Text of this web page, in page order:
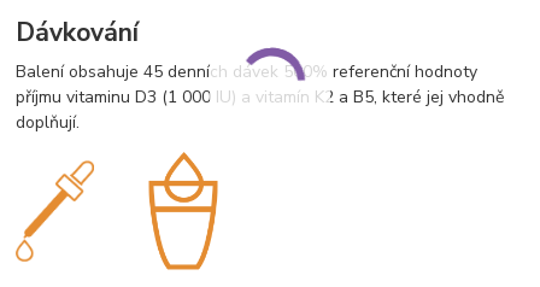
Dávkování
Balení obsahuje 45 denních dávek 500% referenční hodnoty
příjmu vitaminu D3 (1 000 IU) a vitamín K2 a B5, které jej vhodně
doplňují.